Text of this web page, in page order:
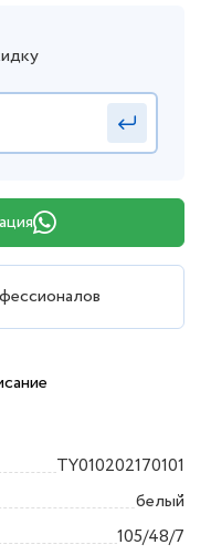
TY010202170101
белый
105/48/7